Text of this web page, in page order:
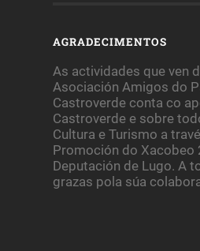
AGRADECIMENTOS
As actividades que ven
Asociación Amigos do
Castroverde conta co
Castroverde e sobre
Cultura e Turismo a
Promoción do Xacobeo
Deputación de Lugo. A
grazas pola súa